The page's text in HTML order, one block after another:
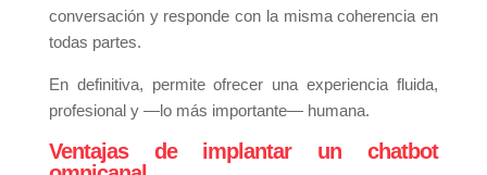
conversación y responde con la misma coherencia en
todas partes.
En definitiva, permite ofrecer una experiencia fluida,
profesional y —lo más importante— humana.
Ventajas de implantar un chatbot